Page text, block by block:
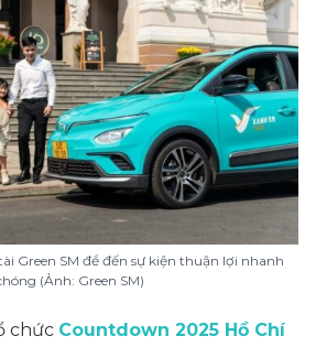
Green SM để đến sự kiện thuận lợi nhanh
(Ảnh: Green SM)
chức Countdown 2025 Hồ Chí